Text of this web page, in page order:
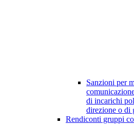
Sanzioni per
di incarichi
direzione o di
Rendiconti gruppi